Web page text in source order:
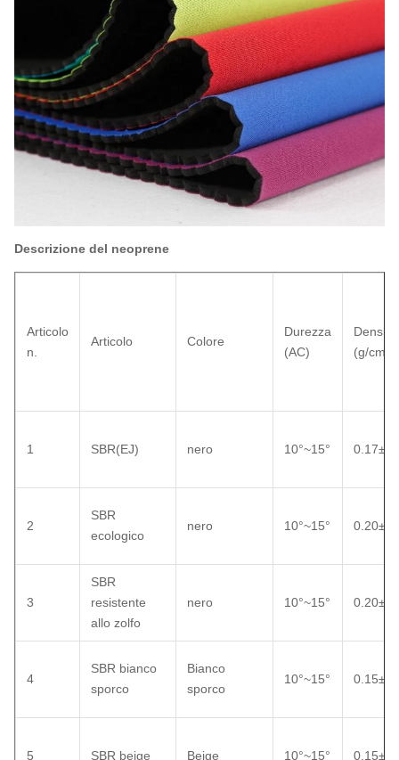
Descrizione del neoprene
Articolo
n.
Articolo Colore
Durezza
(AC)
Densità
(g/cm³)
1 SBR(EJ) nero 10°~15°
2
SBR
ecologico
nero 10°~15°
3
SBR
resistente
allo zolfo
nero 10°~15°
4
SBR bianco
sporco
Bianco
sporco
10°~15°
5 SBR beige Beige 10°~15°